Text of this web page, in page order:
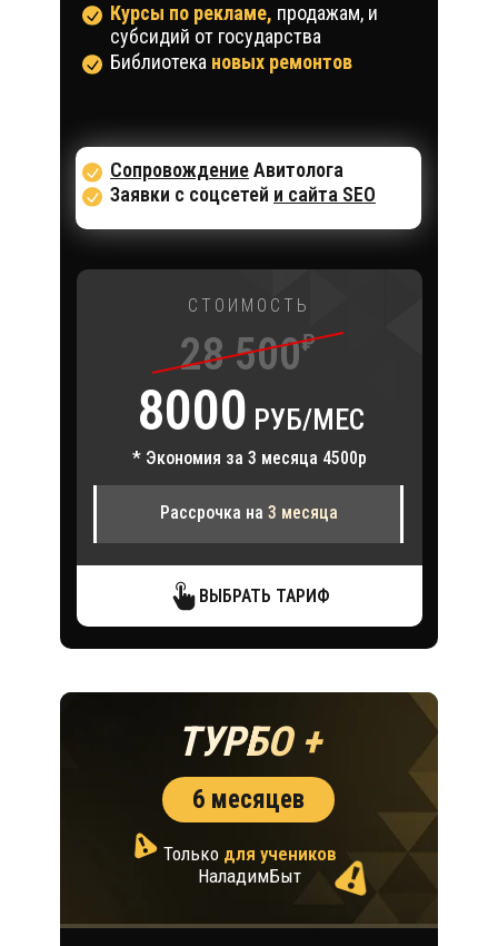
ТУРБО +
Только для учеников
НаладимБыт
6 месяцев
Рассрочка на 3 месяца
* Экономия за 3 месяца 4500р
8000
28 500₽
РУБ/МЕС
СТОИМОСТЬ
ВЫБРАТЬ ТАРИФ
СопровождениеАвитолога
Заявки с соцсетей и сайта SEO
Курсы по рекламе, продажам, и
субсидий от государства
Библиотека новых ремонтов